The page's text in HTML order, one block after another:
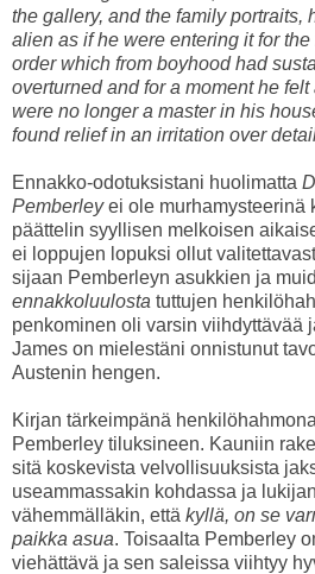
the gallery, and the family portraits,
alien as if he were entering it for
order which from boyhood had
overturned and for a moment he
were no longer a master in his
found relief in an irritation over
Ennakko-odotuksistani huolimatta
Pemberleyei ole murhamysteerinä
päättelin syyllisen melkoisen
ei loppujen lopuksi ollut
sijaan Pemberleyn asukkien ja
ennakkoluulosta tuttujen
penkominen oli varsin viihdyttävää
James on mielestäni onnistunut
Austenin hengen.
Kirjan tärkeimpänä
Pemberley tiluksineen. Kauniin
sitä koskevista velvollisuuksista
useammassakin kohdassa ja
vähemmälläkin, että kyllä, on se
paikka asua. Toisaalta Pemberley
viehättävä ja sen saleissa viihtyy